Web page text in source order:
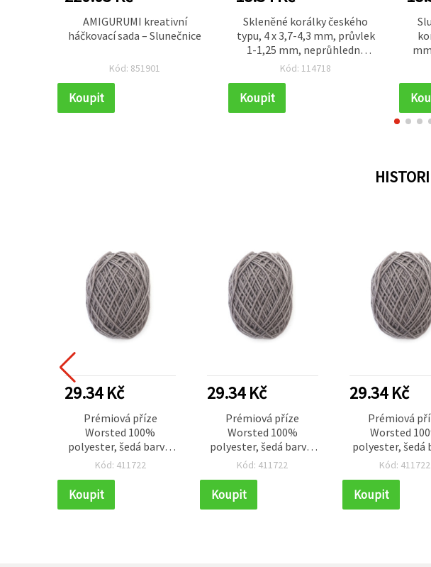
AMIGURUMI kreativní
háčkovací sada – Slunečnice
Kód: 851901
Koupit
Skleněné korálky českého
typu, 4 x 3,7-4,3 mm, průvlek
1-1,25 mm, neprůhledný
pastelový vícebarevný mix,
Kód: 114718
Koupit
na
29.34 Kč
Prémiová příze
Worsted 100%
polyester, šedá barva,
50 g – na pletení a
(handmade)
Kód: 411722
Koupit
29.34 Kč
Prémiová příze
Worsted 100%
polyester, šedá barva,
50 g – na pletení a
(handmade)
Kód: 411722
Koupit
29.34 Kč
Prémiová
Worsted
polyester, šedá
50 g – na
(handmade)
Kód: 411722
Koupit